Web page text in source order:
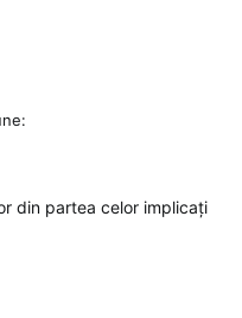
din partea celor implicați